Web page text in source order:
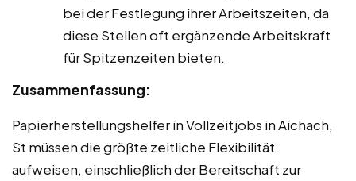
bei der Festlegung ihrer Arbeitszeiten, da
diese Stellen oft ergänzende Arbeitskraft
für Spitzenzeiten bieten.
Zusammenfassung:
Papierherstellungshelfer in Vollzeitjobs in Aichach,
St müssen die größte zeitliche Flexibilität
aufweisen, einschließlich der Bereitschaft zur